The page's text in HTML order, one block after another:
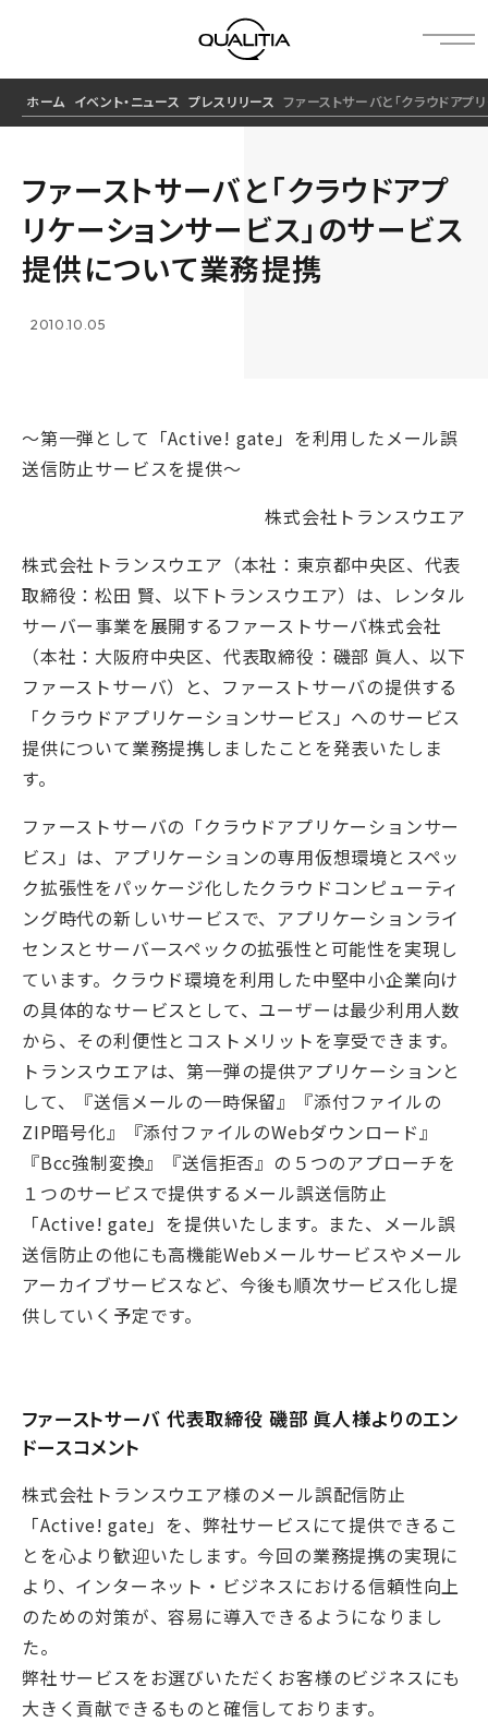
ホーム イベント・ニュース プレスリリース ファーストサーバと「クラウドア
ファーストサーバと「クラウドアプ
リケーションサービス」のサービス
提供について業務提携
2010.10.05
～第一弾として「Active! gate」を利用したメール誤
送信防止サービスを提供～
株式会社トランスウエア
株式会社トランスウエア（本社：東京都中央区、代表
取締役：松田 賢、以下トランスウエア）は、レンタル
サーバー事業を展開するファーストサーバ株式会社
（本社：大阪府中央区、代表取締役：磯部 眞人、以下
ファーストサーバ）と、ファーストサーバの提供する
「クラウドアプリケーションサービス」へのサービス
提供について業務提携しましたことを発表いたしま
す。
ファーストサーバの「クラウドアプリケーションサー
ビス」は、アプリケーションの専用仮想環境とスペッ
ク拡張性をパッケージ化したクラウドコンピューティ
ング時代の新しいサービスで、アプリケーションライ
センスとサーバースペックの拡張性と可能性を実現し
ています。クラウド環境を利用した中堅中小企業向け
の具体的なサービスとして、ユーザーは最少利用人数
から、その利便性とコストメリットを享受できます。
トランスウエアは、第一弾の提供アプリケーションと
して、『送信メールの一時保留』『添付ファイルの
ZIP暗号化』『添付ファイルのWebダウンロード』
『Bcc強制変換』『送信拒否』の５つのアプローチを
１つのサービスで提供するメール誤送信防止
「Active! gate」を提供いたします。また、メール誤
送信防止の他にも高機能Webメールサービスやメール
アーカイブサービスなど、今後も順次サービス化し提
供していく予定です。
ファーストサーバ 代表取締役 磯部 眞人様よりのエン
ドースコメント
株式会社トランスウエア様のメール誤配信防止
「Active! gate」を、弊社サービスにて提供できるこ
とを心より歓迎いたします。今回の業務提携の実現に
より、インターネット・ビジネスにおける信頼性向上
のための対策が、容易に導入できるようになりまし
た。
弊社サービスをお選びいただくお客様のビジネスにも
大きく貢献できるものと確信しております。